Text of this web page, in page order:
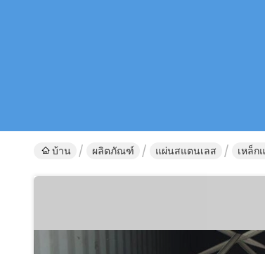
บ้าน ผลิตภัณฑ์ แผ่นสแตนเลส เหล็ก